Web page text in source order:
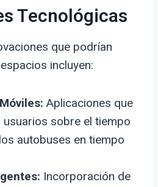
Tecnológicas
que podrían
incluyen:
Aplicaciones que
sobre el tiempo
autobuses en tiempo
Incorporación de